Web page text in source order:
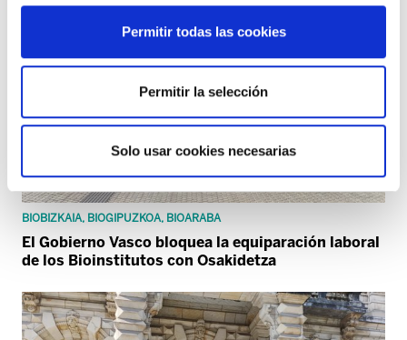
Permitir todas las cookies
Permitir la selección
Solo usar cookies necesarias
BIOBIZKAIA, BIOGIPUZKOA, BIOARABA
El Gobierno Vasco bloquea la equiparación laboral
de los Bioinstitutos con Osakidetza